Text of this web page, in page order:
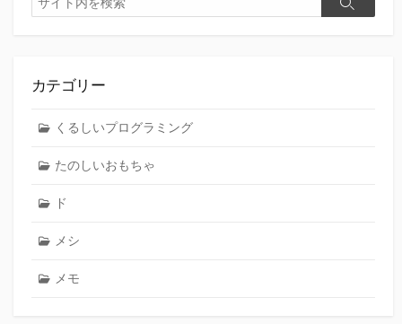
索
検
カテゴリー
くるしいプログラミング
たのしいおもちゃ
ド
メシ
メモ